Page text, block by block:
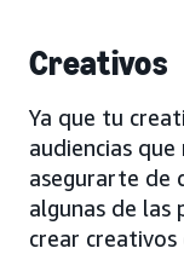
Creativos
Ya que tu
audiencias
asegurarte de
algunas de las
crear